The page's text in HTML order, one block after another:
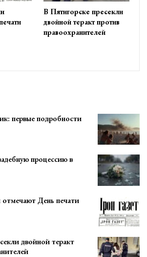
В Пятигорске пресекли
двойной теракт против
правоохранителей
первые подробности
процессию в
День печати
двойной теракт